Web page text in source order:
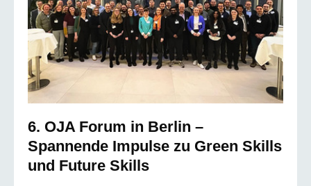
6. OJA Forum in Berlin –
Spannende Impulse zu Green Skills
und Future Skills